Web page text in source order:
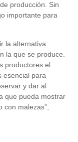
producción. Sin
importante para
la alternativa
la que se produce.
productores el
esencial para
y dar al
que pueda mostrar
malezas”,